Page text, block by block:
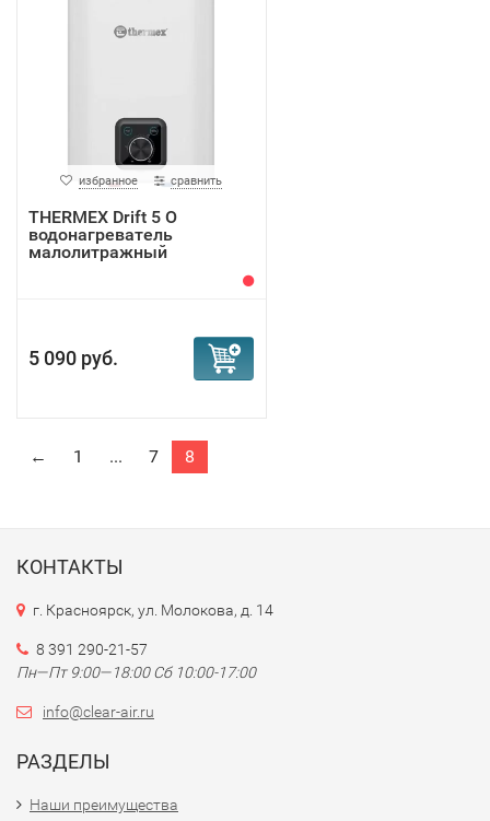
избранное сравнить
THERMEX Drift 5 O
водонагреватель
малолитражный
5 090 руб.
← 1 ... 7 8
КОНТАКТЫ
г. Красноярск, ул. Молокова, д. 14
8 391 290-21-57
Пн—Пт 9:00—18:00 Сб 10:00-17:00
info@clear-air.ru
РАЗДЕЛЫ
Наши преимущества